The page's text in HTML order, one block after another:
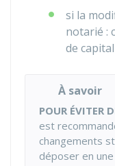
si la
notarié :
de
À savoir
POUR ÉVITER
est
changements
déposer en